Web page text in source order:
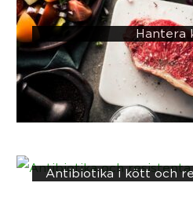
Hantera
Antibiotika i kött och